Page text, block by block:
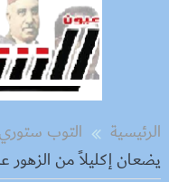
الرئيسية التوب ستوري
يضعان إكليلاً من الزهور